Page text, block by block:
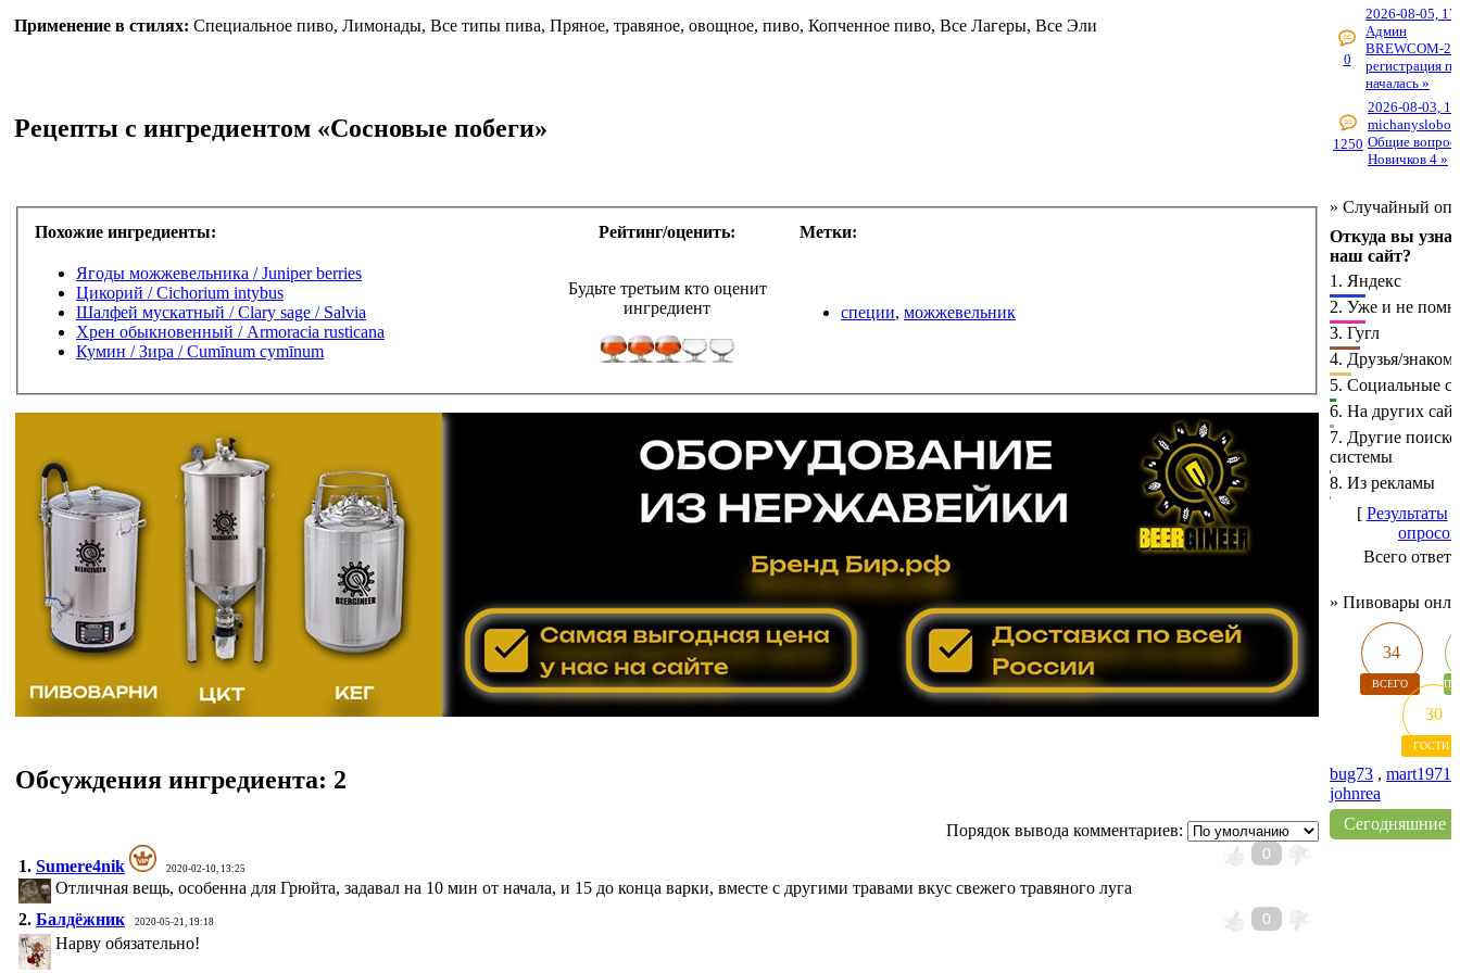
Применение в стилях: Специальное пиво, Лимонады, Все типы пива, Пряное, травяное, овощное, пиво, Копченное пиво, Все Лагеры, Все Эли
Рецепты с ингредиентом «Сосновые побеги»
Похожие ингредиенты: Рейтинг/оценить: Метки:
Ягоды можжевельника / Juniper berries
Цикорий / Cichorium intybus
Шалфей мускатный / Сlary sage / Salvia
Хрен обыкновенный / Armoracia rusticana
Кумин / Зира / Cumīnum cymīnum
Будьте третьим кто оценит
ингредиент
специи, можжевельник
Обсуждения ингредиента: 2
Порядок вывода комментариев:
0
1. Sumere4nik 2020-02-10, 13:25
Отличная вещь, особенна для Грюйта, задавал на 10 мин от начала, и 15 до конца варки, вместе с другими травами вкус свежего травяного луга
0
2. Балдёжник 2020-05-21, 19:18
Нарву обязательно!
0
2026-08-05,
Админ
BREWCOM-
регистрация
началась »
1250
2026-08-03,
Общие
Новичков 4 »
» Случайный
Откуда вы
наш сайт?
1. Яндекс
2. Уже и не
3. Гугл
4. Друзья/
5. Социальные
6. На других
7. Другие
системы
8. Из рекламы
[ Результаты
опросов
Всего
» Пивовары
34
ВСЕГО
30
ГОСТИ
bug73 , mart1971
johnrea
Сегодняшние